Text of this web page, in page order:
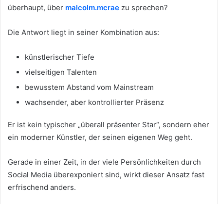
überhaupt, über malcolm.mcrae zu sprechen?
Die Antwort liegt in seiner Kombination aus:
künstlerischer Tiefe
vielseitigen Talenten
bewusstem Abstand vom Mainstream
wachsender, aber kontrollierter Präsenz
Er ist kein typischer „überall präsenter Star“, sondern eher
ein moderner Künstler, der seinen eigenen Weg geht.
Gerade in einer Zeit, in der viele Persönlichkeiten durch
Social Media überexponiert sind, wirkt dieser Ansatz fast
erfrischend anders.